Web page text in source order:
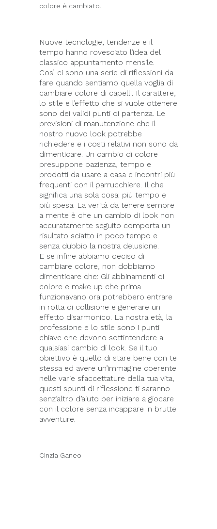
colore è cambiato.
Nuove tecnologie, tendenze e il
tempo hanno rovesciato l’idea del
classico appuntamento mensile.
Così ci sono una serie di riflessioni da
fare quando sentiamo quella voglia di
cambiare colore di capelli. Il carattere,
lo stile e l’effetto che si vuole ottenere
sono dei validi punti di partenza. Le
previsioni di manutenzione che il
nostro nuovo look potrebbe
richiedere e i costi relativi non sono da
dimenticare. Un cambio di colore
presuppone pazienza, tempo e
prodotti da usare a casa e incontri più
frequenti con il parrucchiere. Il che
significa una sola cosa: più tempo e
più spesa. La verità da tenere sempre
a mente è che un cambio di look non
accuratamente seguito comporta un
risultato sciatto in poco tempo e
senza dubbio la nostra delusione.
E se infine abbiamo deciso di
cambiare colore, non dobbiamo
dimenticare che: Gli abbinamenti di
colore e make up che prima
funzionavano ora potrebbero entrare
in rotta di collisione e generare un
effetto disarmonico. La nostra età, la
professione e lo stile sono i punti
chiave che devono sottintendere a
qualsiasi cambio di look. Se il tuo
obiettivo è quello di stare bene con te
stessa ed avere un’immagine coerente
nelle varie sfaccettature della tua vita,
questi spunti di riflessione ti saranno
senz’altro d’aiuto per iniziare a giocare
con il colore senza incappare in brutte
avventure.
Cinzia Ganeo